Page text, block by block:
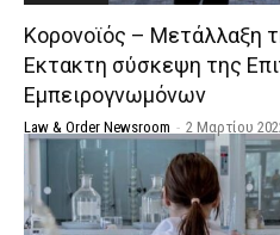
Κορονοϊός – Μετάλλαξη
Eκτακτη σύσκεψη της
Εμπειρογνωμόνων
Law & Order Newsroom - 2 Μαρτίου